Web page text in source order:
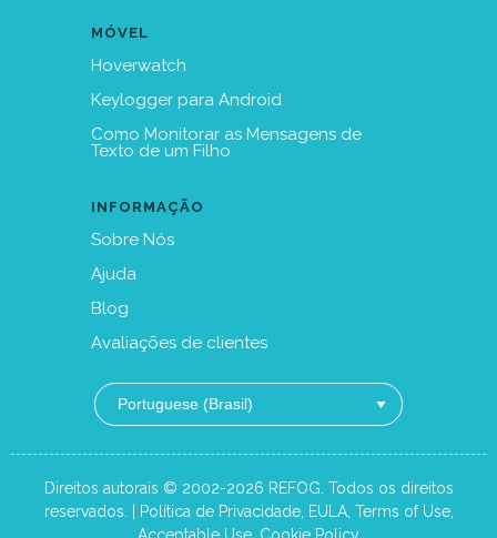
MÓVEL
Hoverwatch
Keylogger para Android
Como Monitorar as Mensagens de
Texto de um Filho
INFORMAÇÃO
Sobre Nós
Ajuda
Blog
Avaliações de clientes
Direitos autorais © 2002-2026 REFOG. Todos os direitos
reservados. |
Política de Privacidade, EULA, Terms of Use,